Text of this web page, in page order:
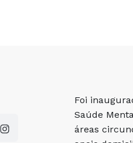
Foi
Saúde
áreas